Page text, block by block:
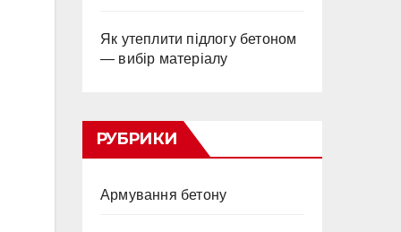
Як утеплити підлогу бетоном
— вибір матеріалу
РУБРИКИ
Армування бетону